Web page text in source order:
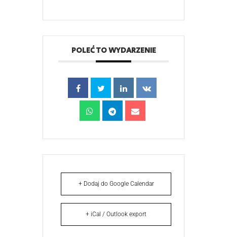
POLEĆ TO WYDARZENIE
+ Dodaj do Google Calendar
+ iCal / Outlook export